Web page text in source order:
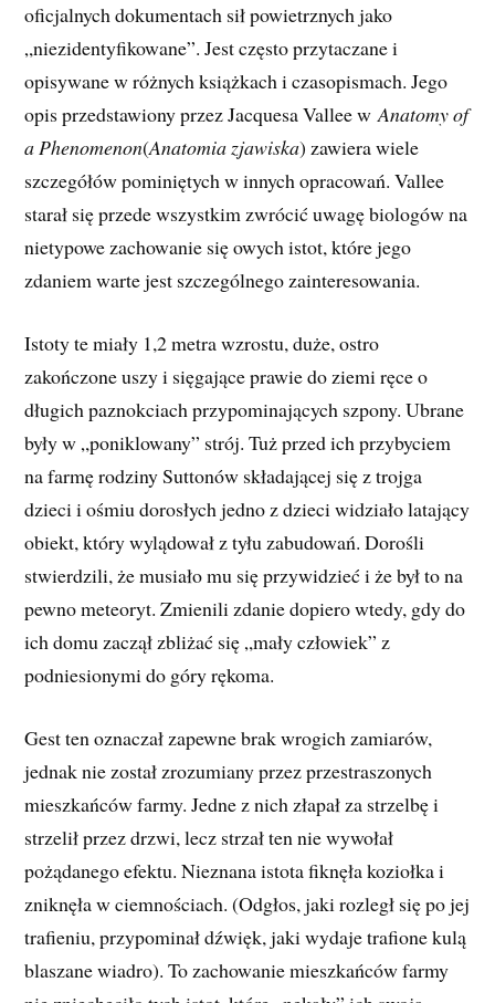
oficjalnych dokumentach sił powietrznych jako
„niezidentyfikowane”. Jest często przytaczane i
opisywane w różnych książkach i czasopismach. Jego
opis przedstawiony przez Jacquesa Vallee wAnatomy of
a Phenomenon(Anatomia zjawiska) zawiera wiele
szczegółów pominiętych w innych opracowań. Vallee
starał się przede wszystkim zwrócić uwagę biologów na
nietypowe zachowanie się owych istot, które jego
zdaniem warte jest szczególnego zainteresowania.
Istoty te miały 1,2 metra wzrostu, duże, ostro
zakończone uszy i sięgające prawie do ziemi ręce o
długich paznokciach przypominających szpony. Ubrane
były w „poniklowany” strój. Tuż przed ich przybyciem
na farmę rodziny Suttonów składającej się z trojga
dzieci i ośmiu dorosłych jedno z dzieci widziało latający
obiekt, który wylądował z tyłu zabudowań. Dorośli
stwierdzili, że musiało mu się przywidzieć i że był to na
pewno meteoryt. Zmienili zdanie dopiero wtedy, gdy do
ich domu zaczął zbliżać się „mały człowiek” z
podniesionymi do góry rękoma.
Gest ten oznaczał zapewne brak wrogich zamiarów,
jednak nie został zrozumiany przez przestraszonych
mieszkańców farmy. Jedne z nich złapał za strzelbę i
strzelił przez drzwi, lecz strzał ten nie wywołał
pożądanego efektu. Nieznana istota fiknęła koziołka i
zniknęła w ciemnościach. (Odgłos, jaki rozległ się po jej
trafieniu, przypominał dźwięk, jaki wydaje trafione kulą
blaszane wiadro). To zachowanie mieszkańców farmy